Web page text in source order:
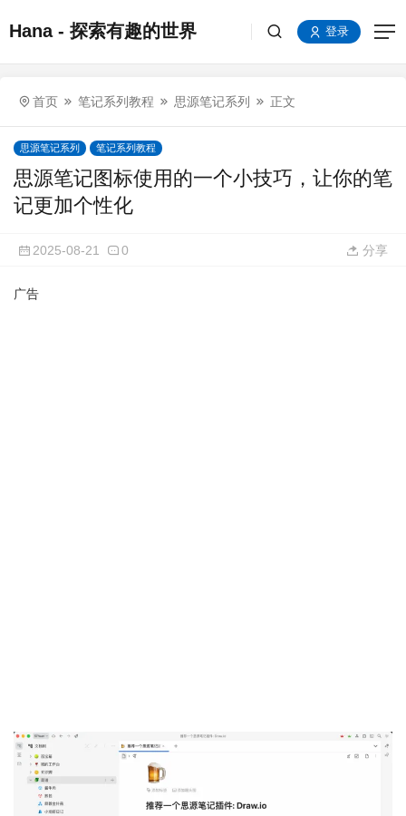
Hana - 探索有趣的世界 登录
首页 笔记系列教程 思源笔记系列 正文
思源笔记系列 笔记系列教程
思源笔记图标使用的一个小技巧，让你的笔
记更加个性化
2025-08-21 0 分享
广告